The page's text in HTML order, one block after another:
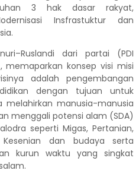
3 hak dasar rakyat,
Insfrastuktur dan
dari partai (PDI
memaparkan konsep visi misi
adalah pengembangan
dengan tujuan untuk
melahirkan manusia-manusia
menggali potensi alam (SDA)
seperti Migas, Pertanian,
Kesenian dan budaya serta
kurun waktu yang singkat